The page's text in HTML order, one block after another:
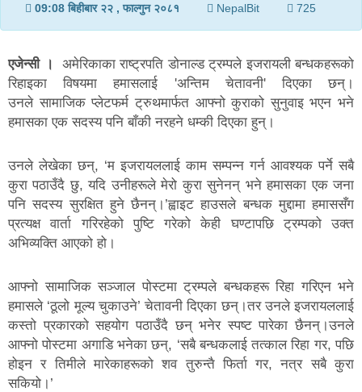
09:08 बिहीबार २२ , फाल्गुन २०८१ NepalBit 725
एजेन्सी ।
अमेरिकाका राष्ट्रपति डोनाल्ड ट्रम्पले इजरायली बन्धकहरूको
रिहाइका विषयमा हमासलाई 'अन्तिम चेतावनी' दिएका छन्।
उनले सामाजिक प्लेटफर्म ट्रुथमार्फत आफ्नो कुराको सुनुवाइ भएन भने
हमासका एक सदस्य पनि बाँकी नरहने धम्की दिएका हुन्।
उनले लेखेका छन्, ‘म इजरायललाई काम सम्पन्न गर्न आवश्यक पर्ने सबै
कुरा पठाउँदै छु, यदि उनीहरूले मेरो कुरा सुनेनन् भने हमासका एक जना
पनि सदस्य सुरक्षित हुने छैनन्।’ह्वाइट हाउसले बन्धक मुद्दामा हमाससँग
प्रत्यक्ष वार्ता गरिरहेको पुष्टि गरेको केही घण्टापछि ट्रम्पको उक्त
अभिव्यक्ति आएको हो।
आफ्नो सामाजिक सञ्जाल पोस्टमा ट्रम्पले बन्धकहरू रिहा गरिएन भने
हमासले ‘ठूलो मूल्य चुकाउने’ चेतावनी दिएका छन्।तर उनले इजरायललाई
कस्तो प्रकारको सहयोग पठाउँदै छन् भनेर स्पष्ट पारेका छैनन्।उनले
आफ्नो पोस्टमा अगाडि भनेका छन्, ‘सबै बन्धकलाई तत्काल रिहा गर, पछि
होइन र तिमीले मारेकाहरूको शव तुरुन्तै फिर्ता गर, नत्र सबै कुरा
सकियो।’